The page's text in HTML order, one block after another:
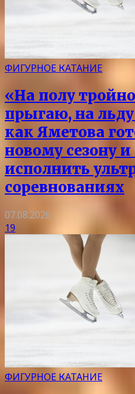
ФИГУРНОЕ КАТАНИЕ
«На полу
прыгаю, на
как Яметова
новому сезону
исполнить
соревнованиях
07.08.2026
19
ФИГУРНОЕ КАТАНИЕ